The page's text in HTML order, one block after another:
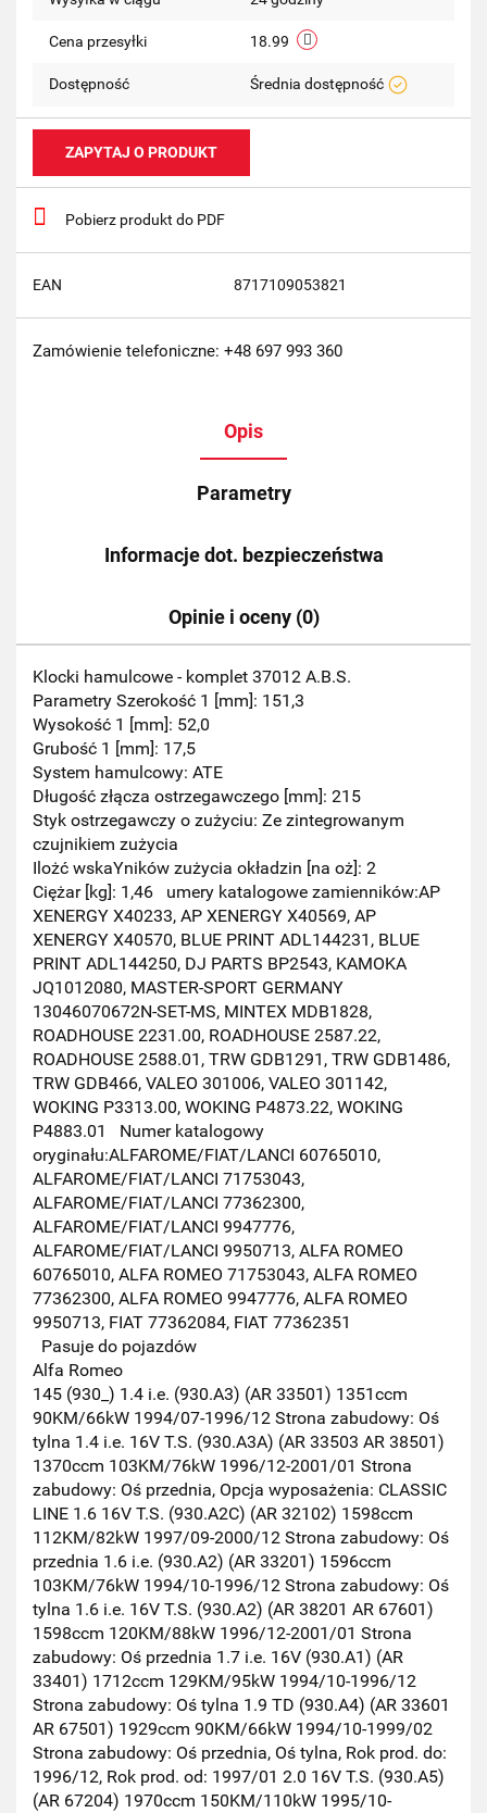
Cena przesyłki 18.99
Dostępność Średnia dostępność
ZAPYTAJ O PRODUKT
Pobierz produkt do PDF
EAN 8717109053821
Zamówienie telefoniczne: +48 697 993 360
Opis
Parametry
Informacje dot. bezpieczeństwa
Opinie i oceny (0)
Klocki hamulcowe - komplet 37012 A.B.S.
Parametry Szerokość 1 [mm]: 151,3
Wysokość 1 [mm]: 52,0
Grubość 1 [mm]: 17,5
System hamulcowy: ATE
Długość złącza ostrzegawczego [mm]: 215
Styk ostrzegawczy o zużyciu: Ze zintegrowanym
czujnikiem zużycia
Ilożć wskaYników zużycia okładzin [na oż]: 2
Ciężar [kg]: 1,46 umery katalogowe zamienników:AP
XENERGY X40233, AP XENERGY X40569, AP
XENERGY X40570, BLUE PRINT ADL144231, BLUE
PRINT ADL144250, DJ PARTS BP2543, KAMOKA
JQ1012080, MASTER-SPORT GERMANY
13046070672N-SET-MS, MINTEX MDB1828,
ROADHOUSE 2231.00, ROADHOUSE 2587.22,
ROADHOUSE 2588.01, TRW GDB1291, TRW GDB1486,
TRW GDB466, VALEO 301006, VALEO 301142,
WOKING P3313.00, WOKING P4873.22, WOKING
P4883.01 Numer katalogowy
oryginału:ALFAROME/FIAT/LANCI 60765010,
ALFAROME/FIAT/LANCI 71753043,
ALFAROME/FIAT/LANCI 77362300,
ALFAROME/FIAT/LANCI 9947776,
ALFAROME/FIAT/LANCI 9950713, ALFA ROMEO
60765010, ALFA ROMEO 71753043, ALFA ROMEO
77362300, ALFA ROMEO 9947776, ALFA ROMEO
9950713, FIAT 77362084, FIAT 77362351
Pasuje do pojazdów
Alfa Romeo
145 (930_) 1.4 i.e. (930.A3) (AR 33501) 1351ccm
90KM/66kW 1994/07-1996/12 Strona zabudowy: Oś
tylna 1.4 i.e. 16V T.S. (930.A3A) (AR 33503 AR 38501)
1370ccm 103KM/76kW 1996/12-2001/01 Strona
zabudowy: Oś przednia, Opcja wyposażenia: CLASSIC
LINE 1.6 16V T.S. (930.A2C) (AR 32102) 1598ccm
112KM/82kW 1997/09-2000/12 Strona zabudowy: Oś
przednia 1.6 i.e. (930.A2) (AR 33201) 1596ccm
103KM/76kW 1994/10-1996/12 Strona zabudowy: Oś
tylna 1.6 i.e. 16V T.S. (930.A2) (AR 38201 AR 67601)
1598ccm 120KM/88kW 1996/12-2001/01 Strona
zabudowy: Oś przednia 1.7 i.e. 16V (930.A1) (AR
33401) 1712ccm 129KM/95kW 1994/10-1996/12
Strona zabudowy: Oś tylna 1.9 TD (930.A4) (AR 33601
AR 67501) 1929ccm 90KM/66kW 1994/10-1999/02
Strona zabudowy: Oś przednia, Oś tylna, Rok prod. do:
1996/12, Rok prod. od: 1997/01 2.0 16V T.S. (930.A5)
(AR 67204) 1970ccm 150KM/110kW 1995/10-